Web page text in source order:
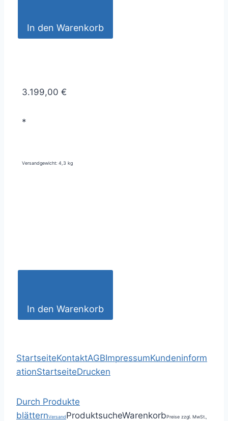
In den Warenkorb
3.199,00 €
*
Versandgewicht: 4,3 kg
In den Warenkorb
StartseiteKontaktAGBImpressumKundeninform
ationStartseiteDrucken
Durch Produkte
blätternVersandProduktsucheWarenkorbPreise zzgl. MwSt.,